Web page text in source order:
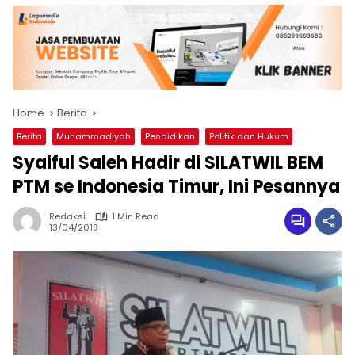
Home Berita
Berita Muhammadiyah Pendidikan Politik dan Hukum
Syaiful Saleh Hadir di SILATWIL BEM
PTM se Indonesia Timur, Ini Pesannya
Redaksi
1 Min Read
13/04/2018